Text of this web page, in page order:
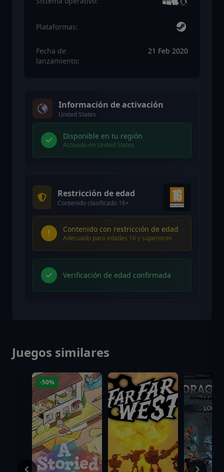
Plataformas:
Fecha de
lanzamiento:
21 Feb 2020
Información de activación
United States
Disponible en tu región
Activado en United States
Restricción de edad
Contenido clasificado 16+
Contenido con restricción de edad
Adecuado para edades 16 y superiores
Verificación de edad confirmada
Juegos similares
-50%